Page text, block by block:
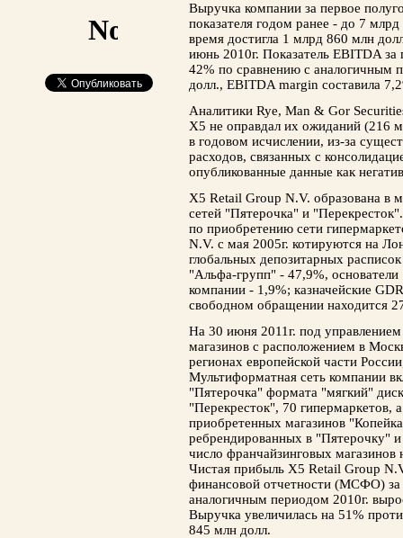
Выручка компании за первое
показателя годом ранее - до 7
время достигла 1 млрд 860 млн
июнь 2010г. Показатель EBITDA за
42% по сравнению с аналогичным
долл., EBITDA margin составила
Аналитики Rye, Man & Gor
Х5 не оправдал их ожиданий (216
в годовом исчислении, из-за
расходов, связанных с
опубликованные данные как
Х5 Retail Group N.V. образована в
сетей "Пятерочка" и
по приобретению сети
N.V. с мая 2005г. котируются на
глобальных депозитарных
"Альфа-групп" - 47,9%,
компании - 1,9%; казначейские
свободном обращении находится
На 30 июня 2011г. под
магазинов с расположением в
регионах европейской части
Мультиформатная сеть компании
"Пятерочка" формата "мягкий"
"Перекресток", 70 гипермаркетов,
приобретенных магазинов
ребрендированных в "Пятерочку"
число франчайзинговых магазинов
Чистая прибыль X5 Retail Group
финансовой отчетности (МСФО) за
аналогичным периодом 2010г.
Выручка увеличилась на 51%
845 млн долл.